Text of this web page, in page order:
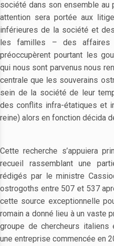
société dans son ensemble au
attention sera portée aux
inférieures de la société et
les familles – des affaires
préoccupèrent pourtant les
qui nous sont parvenus nous
centrale que les souverains
sein de la société de leur
des conflits infra-étatiques et
reine) alors en fonction décida
Cette recherche s’appuiera
recueil rassemblant une
rédigés par le ministre
ostrogoths entre 507 et 537
cette source exceptionnelle
romain a donné lieu à un vaste
groupe de chercheurs italiens
une entreprise commencée en